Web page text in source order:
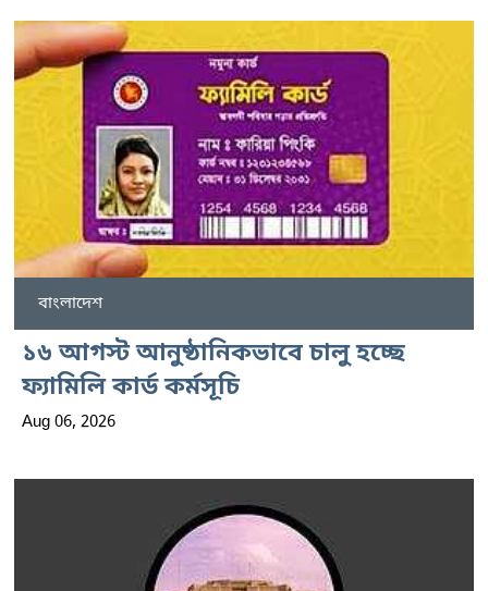
বাংলাদেশ
১৬ আগস্ট আনুষ্ঠানিকভাবে চালু হচ্ছে
ফ্যামিলি কার্ড কর্মসূচি
Aug 06, 2026